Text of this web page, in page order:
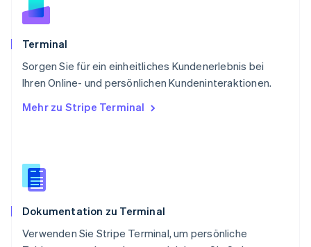
Terminal
Sorgen Sie für ein einheitliches Kundenerlebnis bei
Ihren Online- und persönlichen Kundeninteraktionen.
Mehr zu Stripe Terminal
Dokumentation zu Terminal
Verwenden Sie Stripe Terminal, um persönliche
Schweden
Svenska
Schweiz
Singapur
English简体中文
English
China
English
EspañolEnglish
Thailand